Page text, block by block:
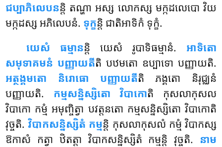
ជប្បាភិលេបនន្តិ តណ្ហា អស្ស លោកស្ស មក្កដលេបោ វិយ
មក្កដស្ស អភិលេបនំ. ទុក្ខន្តិ ជាតិអាទិកំ ទុក្ខំ.
យេសំ ធម្មានន្តិ យេសំ រូបាទិធម្មានំ. អាទិតោ
សមុទាគមនំ បញ្ញាយតីតិ បឋមតោ ឧប្បាទោ បញ្ញាយតិ.
អត្ថង្គមតោ និរោធោ បញ្ញាយតីតិ ភង្គតោ និរុជ្ឈនំ
បញ្ញាយតិ. កម្មសន្និស្សិតោ វិបាកោតិ កុសលាកុសល
វិបាកោ កម្មំ អមុញ្ចិត្វា បវត្តនតោ កម្មសន្និស្សិតោ វិបាកោតិ
វុច្ចតិ.វិបាកសន្និស្សិតំ កម្មន្តិ កុសលាកុសលំ កម្មំ វិបាកស្ស
ឱកាសំ កត្វា ឋិតត្តា វិបាកសន្និស្សិតំ កម្មន្តិ វុច្ចតិ. នាម